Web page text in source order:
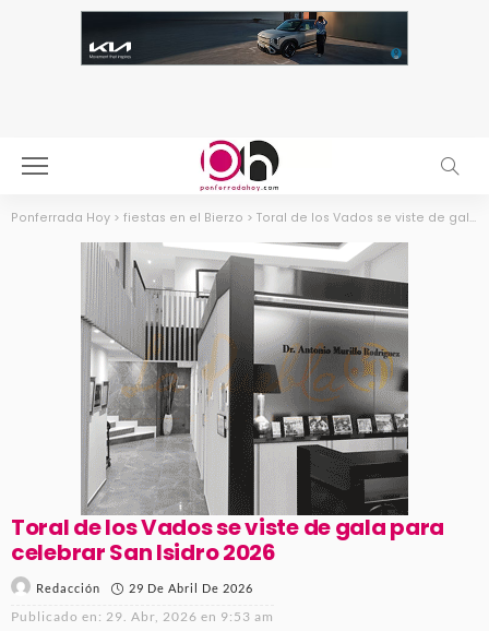
Ponferrada Hoy > fiestas en el Bierzo > Toral de los Vados se viste de gala para celebrar San Isidro 2026
Toral de los Vados se viste de gala para
celebrar San Isidro 2026
Redacción 29 De Abril De 2026
Publicado en: 29. Abr, 2026 en 9:53 am